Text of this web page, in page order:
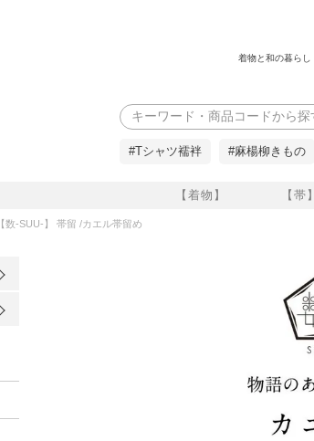
着物と和の暮らし
【着物】 【帯】
検索
#Tシャツ襦袢 #麻楊柳きもの
【数-SUU-】 帯留 /カエル帯留め